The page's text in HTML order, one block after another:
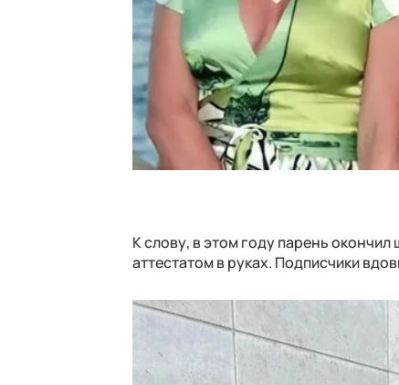
К слову, в этом году парень
аттестатом в руках. Подписчики